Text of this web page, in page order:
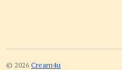
© 2026 Cream4u